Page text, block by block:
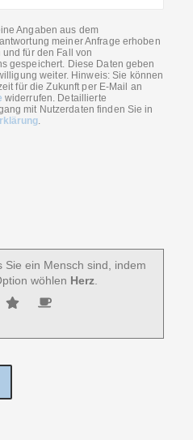
Angaben aus dem
meiner Anfrage erhoben
für den Fall von
gespeichert. Diese Daten geben
weiter. Hinweis: Sie können
für die Zukunft per E-Mail an
widerrufen. Detaillierte
mit Nutzerdaten finden Sie in
.
Sie ein Mensch sind, indem
wöhlen Herz